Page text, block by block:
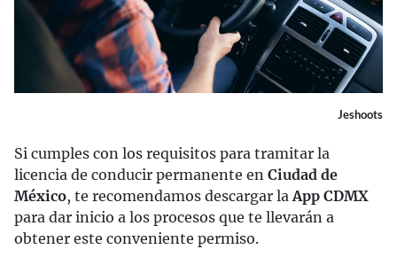
Jeshoots
Si cumples con los requisitos para tramitar la
licencia de conducir permanente en Ciudad de
México, te recomendamos descargar la App CDMX
para dar inicio a los procesos que te llevarán a
obtener este conveniente permiso.